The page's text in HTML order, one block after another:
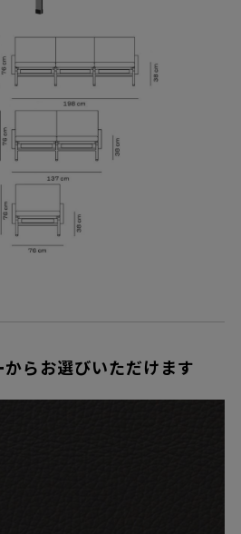
らお選びいただけます